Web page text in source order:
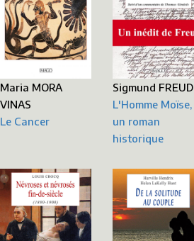
Maria MORA
VINAS
Le Cancer
Sigmund FREUD
L'Homme Moïse,
un roman
historique